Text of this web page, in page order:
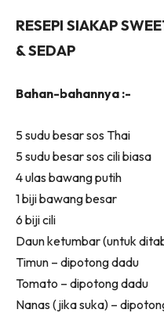
RESEPI SIAKAP
& SEDAP
Bahan-bahannya :-
5 sudu besar sos Thai
5 sudu besar sos cili biasa
4 ulas bawang putih
1 biji bawang besar
6 biji cili
Daun ketumbar (untuk
Timun – dipotong dadu
Tomato – dipotong dadu
Nanas (jika suka) –